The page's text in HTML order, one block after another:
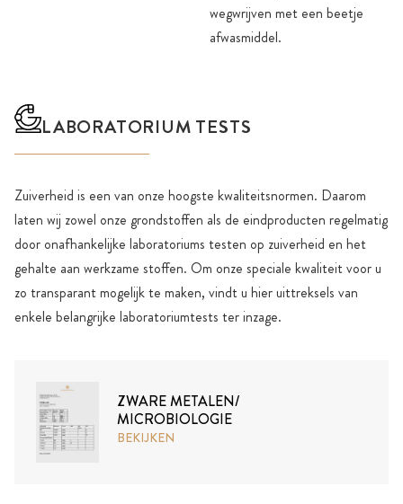
wegwrijven met een beetje
afwasmiddel.
LABORATORIUM TESTS
Zuiverheid is een van onze hoogste kwaliteitsnormen. Daarom
laten wij zowel onze grondstoffen als de eindproducten regelmatig
door onafhankelijke laboratoriums testen op zuiverheid en het
gehalte aan werkzame stoffen. Om onze speciale kwaliteit voor u
zo transparant mogelijk te maken, vindt u hier uittreksels van
enkele belangrijke laboratoriumtests ter inzage.
ZWARE METALEN/
MICROBIOLOGIE
BEKIJKEN